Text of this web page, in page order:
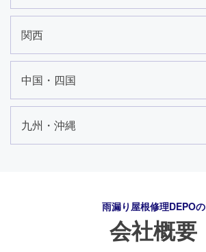
関西
中国・四国
九州・沖縄
雨漏り屋根修理DEPOの
会社概要